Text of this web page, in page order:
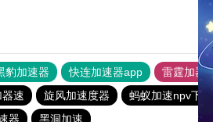
豹加速器 快连加速器app 雷霆加器
速 旋风加速度器 蚂蚁加速npv下
器 黑洞加速